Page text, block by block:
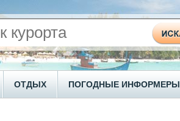
ОТДЫХ ПОГОДНЫЕ ИНФОРМЕРЫ